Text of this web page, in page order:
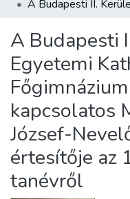
About us
A Budapesti
Egyetemi
kapcsolatos
József-
értesítője az
tanévről